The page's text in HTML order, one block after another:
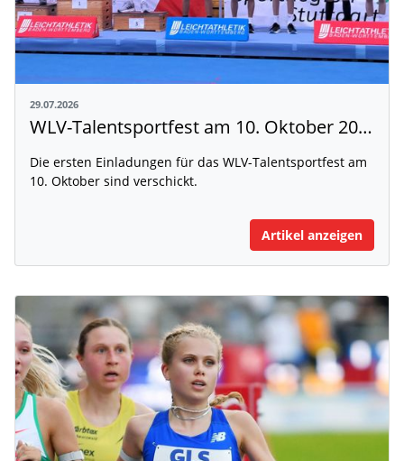
29.07.2026
WLV-Talentsportfest am 10. Oktober 2026
Die ersten Einladungen für das WLV-Talentsportfest am
10. Oktober sind verschickt.
Artikel anzeigen